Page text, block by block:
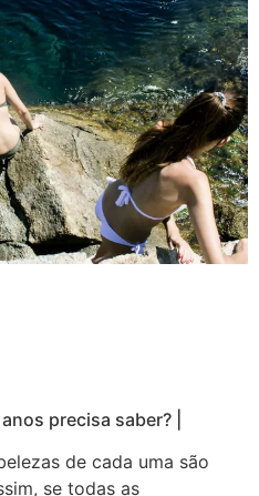
precisa saber? |
de cada uma são
se todas as